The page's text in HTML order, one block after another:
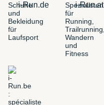
i-Run.de i-Run.at